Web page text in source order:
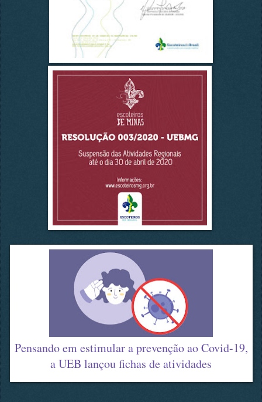
Pensando em estimular a prevenção ao Covid-19,
a UEB lançou fichas de atividades